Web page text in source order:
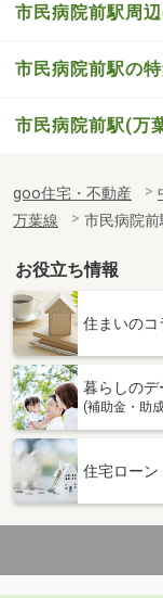
市民病院前駅周
市民病院前駅の
市民病院前駅(万
goo住宅・不動産
万葉線
市民病院
お役立ち情報
住まいのコ
暮らしのデ
(補助金・助
住宅ローン